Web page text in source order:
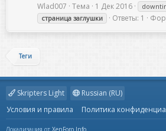
Wlad007 Тема 1 Дек 2016
страница заглушки Ответы: 1
Теги
Skripters Light
Russian (RU)
Условия и правила
Политика
Локализация от XenForo.Info